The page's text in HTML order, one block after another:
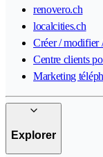
renovero.ch
localcities.ch
Créer / modifier
Centre clients
Marketing
Explorer